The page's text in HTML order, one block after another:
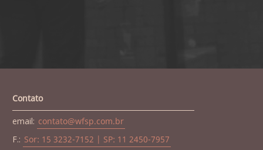
Contato
email: contato@wfsp.com.br
F.: Sor: 15 3232-7152 | SP: 11 2450-7957